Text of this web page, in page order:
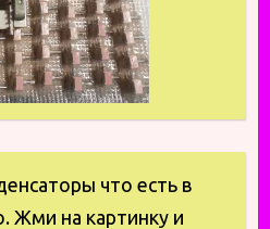
что есть в
Жми на картинку и